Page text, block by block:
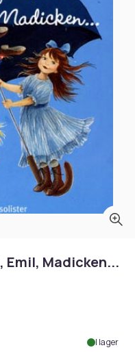
Emil, Madicken...
I lager